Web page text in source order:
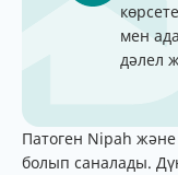
мен
дәлел
Патоген Nipah
болып саналады.